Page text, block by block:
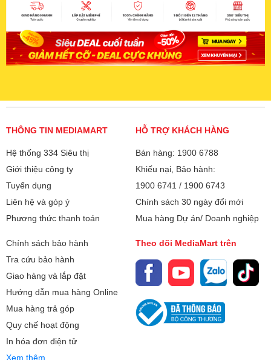
THÔNG TIN MEDIAMART
Hệ thống 334 Siêu thị
Giới thiệu công ty
Tuyển dụng
Liên hệ và góp ý
Phương thức thanh toán
HỖ TRỢ KHÁCH HÀNG
Bán hàng: 1900 6788
Khiếu nại, Bảo hành:
1900 6741 / 1900 6743
Chính sách 30 ngày đổi mới
Mua hàng Dự án/ Doanh nghiệp
Chính sách bảo hành
Tra cứu bảo hành
Giao hàng và lắp đặt
Hướng dẫn mua hàng Online
Mua hàng trả góp
Quy chế hoạt động
In hóa đơn điện tử
Xem thêm
Theo dõi MediaMart trên